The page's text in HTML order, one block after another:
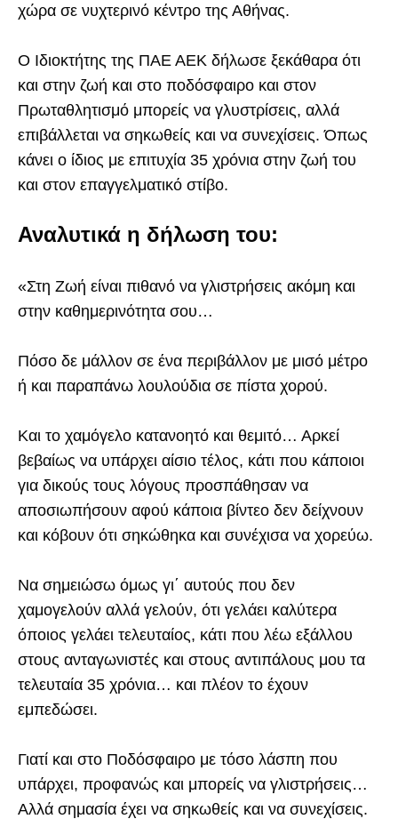
χώρα σε νυχτερινό κέντρο της Αθήνας.
Ο Ιδιοκτήτης της ΠΑΕ ΑΕΚ δήλωσε ξεκάθαρα ότι
και στην ζωή και στο ποδόσφαιρο και στον
Πρωταθλητισμό μπορείς να γλυστρίσεις, αλλά
επιβάλλεται να σηκωθείς και να συνεχίσεις. Όπως
κάνει ο ίδιος με επιτυχία 35 χρόνια στην ζωή του
και στον επαγγελματικό στίβο.
Αναλυτικά η δήλωση του:
«Στη Ζωή είναι πιθανό να γλιστρήσεις ακόμη και
στην καθημερινότητα σου…
Πόσο δε μάλλον σε ένα περιβάλλον με μισό μέτρο
ή και παραπάνω λουλούδια σε πίστα χορού.
Και το χαμόγελο κατανοητό και θεμιτό… Αρκεί
βεβαίως να υπάρχει αίσιο τέλος, κάτι που κάποιοι
για δικούς τους λόγους προσπάθησαν να
αποσιωπήσουν αφού κάποια βίντεο δεν δείχνουν
και κόβουν ότι σηκώθηκα και συνέχισα να χορεύω.
Να σημειώσω όμως γι΄ αυτούς που δεν
χαμογελούν αλλά γελούν, ότι γελάει καλύτερα
όποιος γελάει τελευταίος, κάτι που λέω εξάλλου
στους ανταγωνιστές και στους αντιπάλους μου τα
τελευταία 35 χρόνια… και πλέον το έχουν
εμπεδώσει.
Γιατί και στο Ποδόσφαιρο με τόσο λάσπη που
υπάρχει, προφανώς και μπορείς να γλιστρήσεις…
Αλλά σημασία έχει να σηκωθείς και να συνεχίσεις.